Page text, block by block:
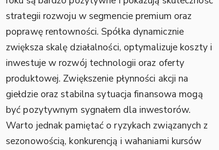
strategii rozwoju w segmencie premium oraz
poprawę rentowności. Spółka dynamicznie
zwiększa skalę działalności, optymalizuje koszty i
inwestuje w rozwój technologii oraz oferty
produktowej. Zwiększenie płynności akcji na
giełdzie oraz stabilna sytuacja finansowa mogą
być pozytywnym sygnałem dla inwestorów.
Warto jednak pamiętać o ryzykach związanych z
sezonowością, konkurencją i wahaniami kursów